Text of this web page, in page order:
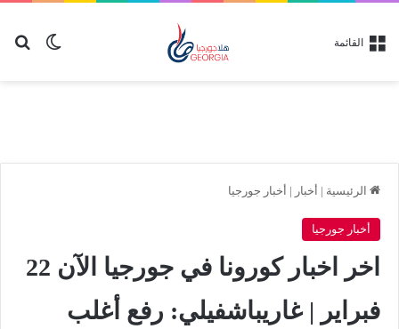
الوضع القائمة
الرئيسية | أخبار | أخبار جورجيا
أخبار جورجيا
اخر اخبار كورونا في جورجيا الآن 22
فبراير | غاريباشفيلي: رفع أغلب